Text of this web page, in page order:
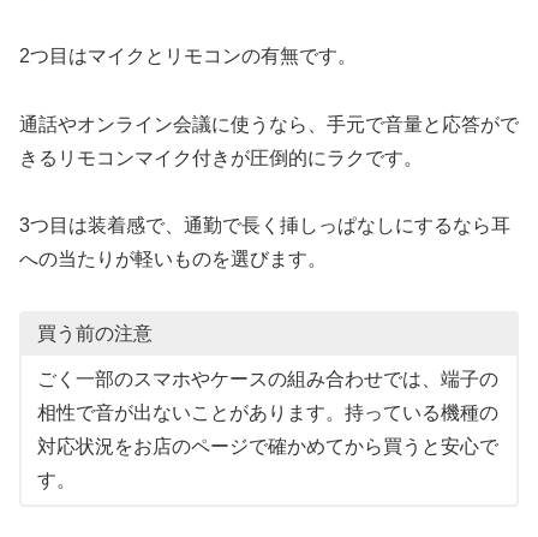
2つ目はマイクとリモコンの有無です。
通話やオンライン会議に使うなら、手元で音量と応答がで
きるリモコンマイク付きが圧倒的にラクです。
3つ目は装着感で、通勤で長く挿しっぱなしにするなら耳
への当たりが軽いものを選びます。
買う前の注意
ごく一部のスマホやケースの組み合わせでは、端子の
相性で音が出ないことがあります。持っている機種の
対応状況をお店のページで確かめてから買うと安心で
す。